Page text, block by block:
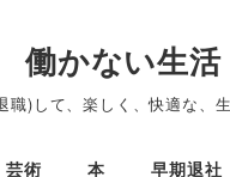
働かない生活
職)して、楽しく、快適な、
芸術 本 早期退社